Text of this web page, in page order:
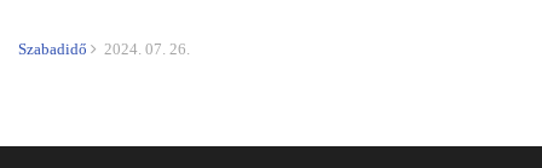
Szabadidő 2024. 07. 26.